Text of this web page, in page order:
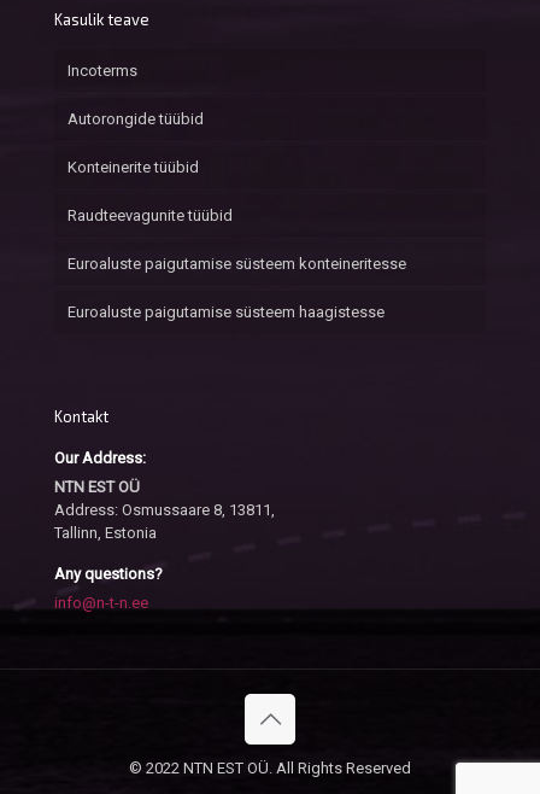
Kasulik teave
Incoterms
Autorongide tüübid
Konteinerite tüübid
Raudteevagunite tüübid
Euroaluste paigutamise süsteem konteineritesse
Euroaluste paigutamise süsteem haagistesse
Kontakt
Our Address:
NTN EST OÜ
Address: Osmussaare 8, 13811,
Tallinn, Estonia
Any questions?
info@n-t-n.ee
© 2022 NTN EST OÜ. All Rights Reserved